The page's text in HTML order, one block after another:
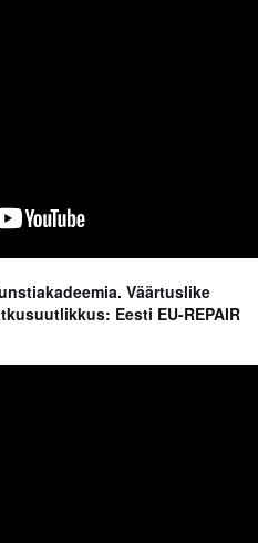
Väärtuslike
Eesti EU-REPAIR